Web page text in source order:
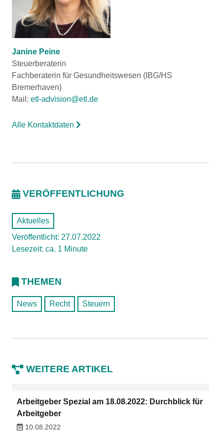
Janine Peine
Steuerberaterin
Fachberaterin für Gesundheitswesen (IBG/HS
Bremerhaven)
Mail: etl-advision@etl.de
Alle Kontaktdaten
VERÖFFENTLICHUNG
Aktuelles
Veröffentlicht: 27.07.2022
Lesezeit: ca. 1 Minute
THEMEN
News Recht Steuern
WEITERE ARTIKEL
Arbeitgeber Spezial am 18.08.2022: Durchblick für
Arbeitgeber
10.08.2022